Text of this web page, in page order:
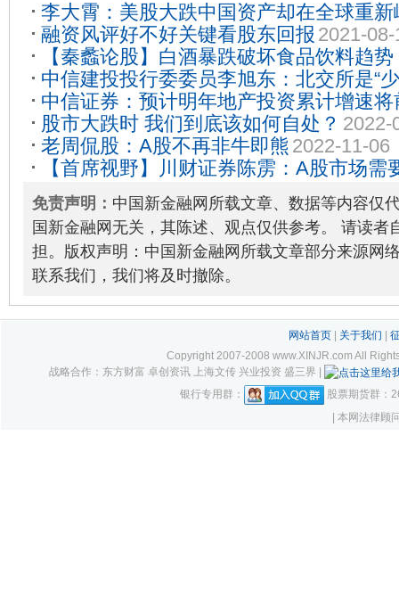
李大霄：美股大跌中国资产却在全球重
何需捉？今天牛只是歇歇脚2022-12-08
融资风评好不好关键看股东回报 2021-08-
【秦蠡论股】白酒暴跌破坏食品饮料趋
之 2021-10-19
中信建投投行委委员李旭东：北交所是“
被埋没，推动投行向研究驱动、认知驱动
中信证券：预计明年地产投资累计增速
30
股市大跌时 我们到底该如何自处？ 2022-
老周侃股：A股不再非牛即熊 2022-11-06
【首席视野】川财证券陈雳：A股市场需
2021-11-24
免责声明： 中国新金融网所载文章、数据等内容仅
国新金融网无关，其陈述、观点仅供参考。 请读者
担。版权声明：中国新金融网所载文章部分来源网
联系我们，我们将及时撤除。
网站首页| 关于我们
Copyright 2007-2008 www.XINJR.com All
战略合作：东方财富 卓创资讯 上海文传 兴业投资 盛三界 |
银行专用群：
股票期货群：
| 本网法律顾